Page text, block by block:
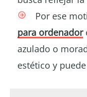
Por ese
para ordenador
azulado o
estético y